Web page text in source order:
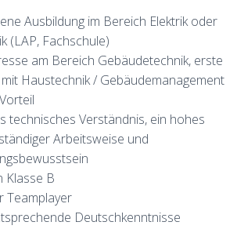
Ausbildung im Bereich Elektrik oder
(LAP, Fachschule)
am Bereich Gebäudetechnik, erste
Haustechnik / Gebäudemanagement
technisches Verständnis, ein hohes
Arbeitsweise und
Klasse B
Teamplayer
Deutschkenntnisse